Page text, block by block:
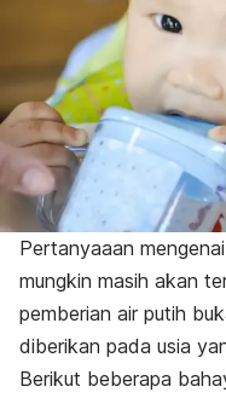
Pertanyaaan
mungkin masih akan
pemberian air putih
diberikan pada usia
Berikut beberapa